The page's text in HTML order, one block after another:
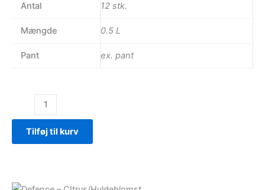
Antal 12 stk.
Mængde 0.5 L
Pant ex. pant
Hindbær
antal
Tilføj til kurv